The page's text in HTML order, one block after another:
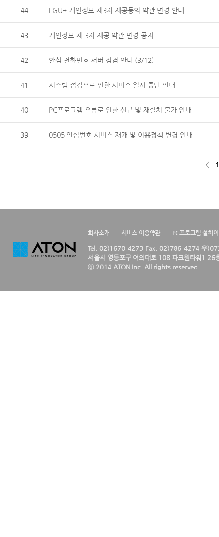
44 LGU+ 개인정보 제3자 제공동의 약관 변경 안내
43 개인정보 제 3자 제공 약관 변경 공지
42 안심 전화번호 서버 점검 안내 (3/12)
41 시스템 점검으로 인한 서비스 일시 중단 안내
40 PC프로그램 오류로 인한 신규 및 재설치 불가 안내
39 0505 안심번호 서비스 재개 및 이용정책 변경 안내
< 1
회사소개 서비스 이용약관 PC프로그램 설치
Tel. 02)1670-4273 Fax. 02)786-4274 우
서울시 영등포구 여의대로 108 파크원타워1 26
ⓒ 2014 ATON Inc. All rights reserved